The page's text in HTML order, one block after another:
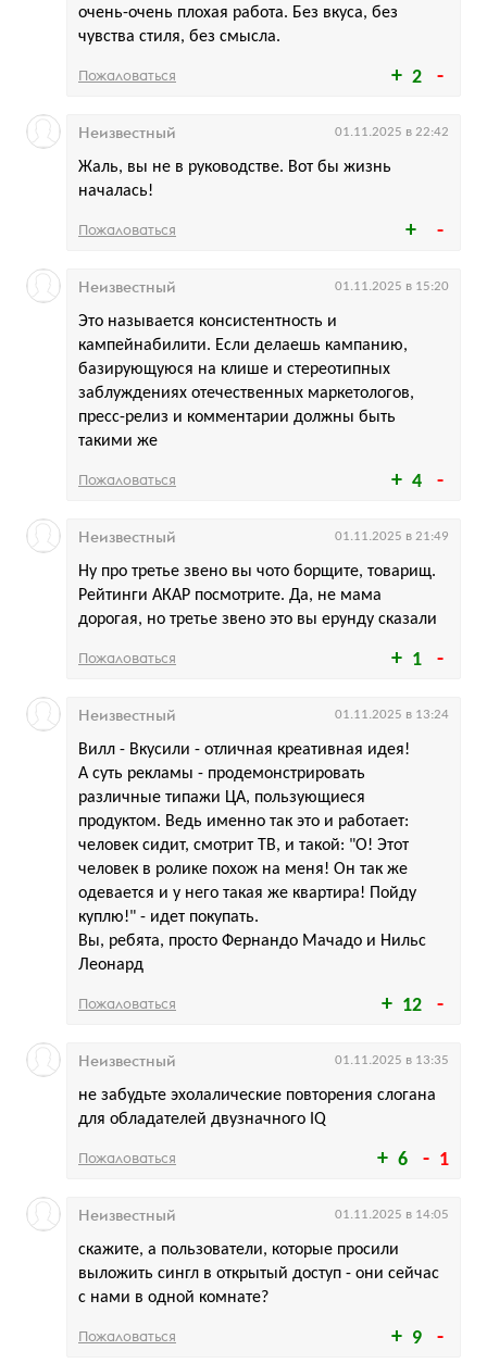
2
очень-очень плохая работа. Без вкуса, без
чувства стиля, без смысла.
Пожаловаться
Жаль, вы не в руководстве. Вот бы жизнь
началась!
Неизвестный 01.11.2025 в 22:42
Пожаловаться
4
Это называется консистентность и
кампейнабилити. Если делаешь кампанию,
базирующуюся на клише и стереотипных
заблуждениях отечественных маркетологов,
пресс-релиз и комментарии должны быть
такими же
Неизвестный 01.11.2025 в 15:20
Пожаловаться
1
Ну про третье звено вы чото борщите, товарищ.
Рейтинги АКАР посмотрите. Да, не мама
дорогая, но третье звено это вы ерунду сказали
Неизвестный 01.11.2025 в 21:49
Пожаловаться
12
Вилл - Вкусили - отличная креативная идея!
А суть рекламы - продемонстрировать
различные типажи ЦА, пользующиеся
продуктом. Ведь именно так это и работает:
человек сидит, смотрит ТВ, и такой: "О! Этот
человек в ролике похож на меня! Он так же
одевается и у него такая же квартира! Пойду
куплю!" - идет покупать.
Вы, ребята, просто Фернандо Мачадо и Нильс
Леонард
Неизвестный 01.11.2025 в 13:24
Пожаловаться
6 1
не забудьте эхолалические повторения слогана
для обладателей двузначного IQ
Неизвестный 01.11.2025 в 13:35
Пожаловаться
9
скажите, а пользователи, которые просили
выложить сингл в открытый доступ - они сейчас
с нами в одной комнате?
Неизвестный 01.11.2025 в 14:05
Пожаловаться